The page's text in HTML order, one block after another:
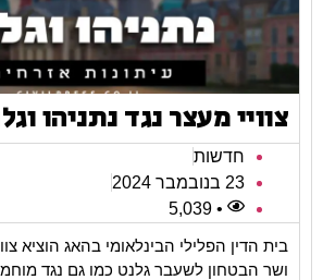
צוויי מעצר נגד נתניהו
חדשות
23 בנובמבר 2024
• 5,039
בית הדין הפלילי הבינלאומי בהאג הוציא
ושר הבטחון לשעבר גלנט כמו גם נגד